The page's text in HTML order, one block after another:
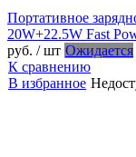
Портативное
20W+22.5W Fast
руб. / шт Ожидается
К сравнению
В избранное